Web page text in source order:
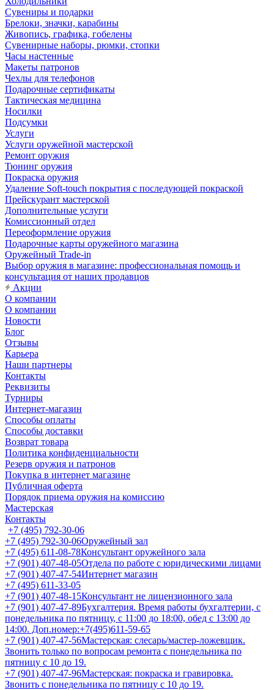
Сувениры и подарки
Брелоки, значки, карабины
Живопись, графика, гобелены
Сувенирные наборы, рюмки, стопки
Часы настенные
Макеты патронов
Чехлы для телефонов
Подарочные сертификаты
Тактическая медицина
Носилки
Подсумки
Услуги
Услуги оружейной мастерской
Ремонт оружия
Тюнинг оружия
Покраска оружия
Удаление Soft-touch покрытия с последующей покраской
Прейскурант мастерской
Дополнительные услуги
Комиссионный отдел
Переоформление оружия
Подарочные карты оружейного магазина
Оружейный Trade-in
Выбор оружия в магазине: профессиональная помощь и
консультация от наших продавцов
Акции
О компании
О компании
Новости
Блог
Отзывы
Карьера
Наши партнеры
Контакты
Реквизиты
Турниры
Интернет-магазин
Способы оплаты
Способы доставки
Возврат товара
Политика конфиденциальности
Резерв оружия и патронов
Покупка в интернет магазине
Публичная оферта
Порядок приема оружия на комиссию
Мастерская
Контакты
+7 (495) 792-30-06
+7 (495) 792-30-06Оружейный зал
+7 (495) 611-08-78Консультант оружейного зала
+7 (901) 407-48-05Отдела по работе с юридическими лицами
+7 (901) 407-47-54Интернет магазин
+7 (495) 611-33-05
+7 (901) 407-48-15Консультант не лицензионного зала
+7 (901) 407-47-89Бухгалтерия. Время работы бухгалтерии, с
понедельника по пятницу, с 11:00 до 18:00, обед с 13:00 до
14:00. Доп.номер:+7(495)611-59-65
+7 (901) 407-47-56Мастерская: слесарь/мастер-ложевщик.
Звонить только по вопросам ремонта с понедельника по
пятницу с 10 до 19.
+7 (901) 407-47-96Мастерская: покраска и гравировка.
Звонить с понедельника по пятницу с 10 до 19.